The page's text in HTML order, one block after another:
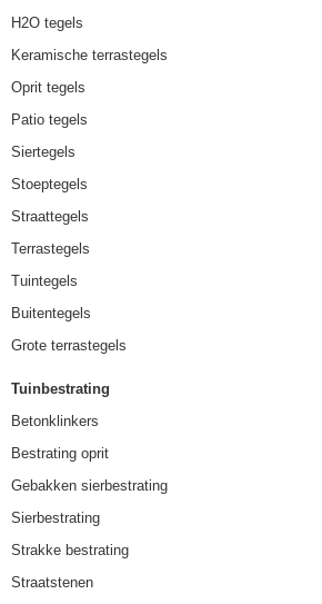
H2O tegels
Keramische terrastegels
Oprit tegels
Patio tegels
Siertegels
Stoeptegels
Straattegels
Terrastegels
Tuintegels
Buitentegels
Grote terrastegels
Tuinbestrating
Betonklinkers
Bestrating oprit
Gebakken sierbestrating
Sierbestrating
Strakke bestrating
Straatstenen